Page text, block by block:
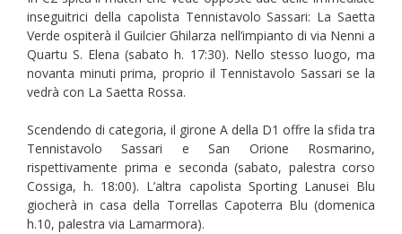
inseguitrici della capolista Tennistavolo Sassari: La Saetta
Verde ospiterà il Guilcier Ghilarza nell’impianto di via Nenni a
Quartu S. Elena (sabato h. 17:30). Nello stesso luogo, ma
novanta minuti prima, proprio il Tennistavolo Sassari se la
vedrà con La Saetta Rossa.
Scendendo di categoria, il girone A della D1 offre la sfida tra
Tennistavolo Sassari e San Orione Rosmarino,
rispettivamente prima e seconda (sabato, palestra corso
Cossiga, h. 18:00). L’altra capolista Sporting Lanusei Blu
giocherà in casa della Torrellas Capoterra Blu (domenica
h.10, palestra via Lamarmora).